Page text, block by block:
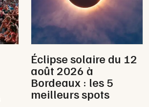
33 -
Mon email
Éclipse solaire du 12
août 2026 à
Bordeaux : les 5
meilleurs spots